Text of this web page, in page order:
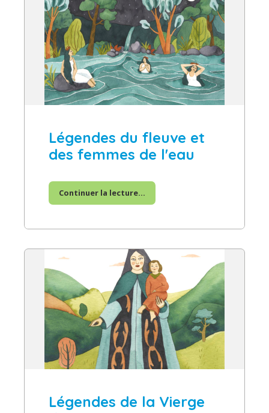
Légendes du fleuve et
des femmes de l'eau
Continuer la lecture...
Légendes de la Vierge